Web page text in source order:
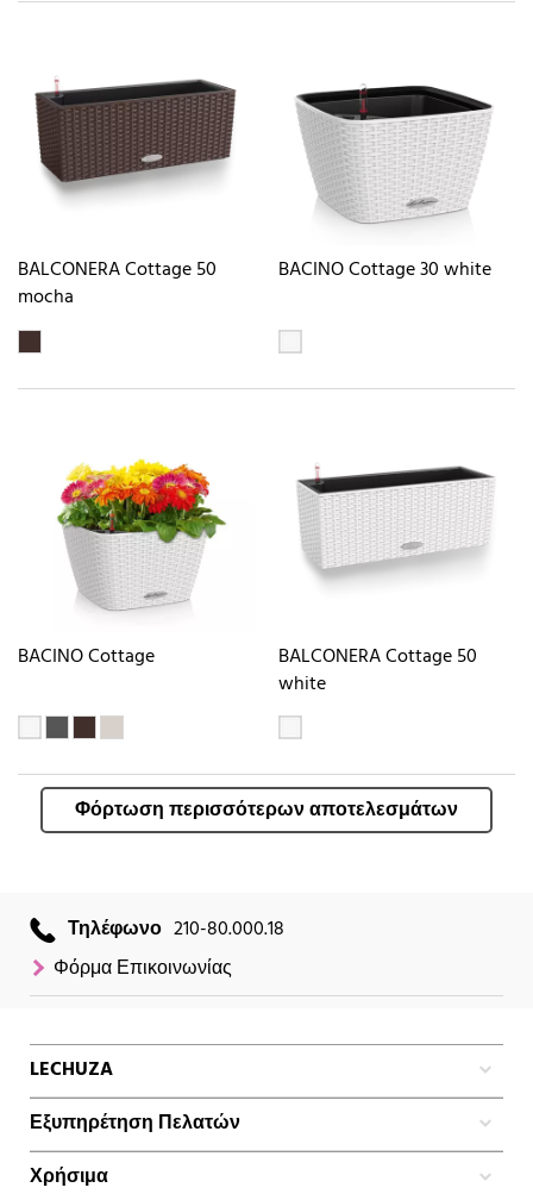
BALCONERA Cottage 50
mocha
BACINO Cottage 30 white
BACINO Cottage
BALCONERA Cottage 50
white
Φόρτωση περισσότερων αποτελεσμάτων
Τηλέφωνο 210-80.000.18
Φόρμα Επικοινωνίας
LECHUZA
Εξυπηρέτηση Πελατών
Χρήσιμα